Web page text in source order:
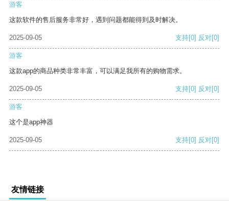
游客
这款软件的售后服务非常好，遇到问题都能得到及时解决。
2025-09-05 支持[0] 反对[0]
游客
这款app的商品种类非常丰富，可以满足我所有的购物需求。
2025-09-05 支持[0] 反对[0]
游客
这个是app神器
2025-09-05 支持[0] 反对[0]
友情链接